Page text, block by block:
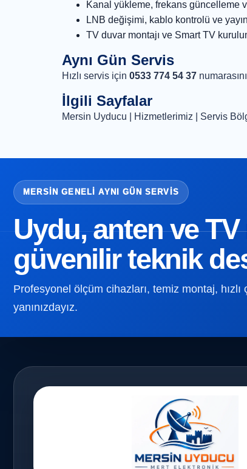
Kanal yükleme, frekans güncelleme
LNB değişimi, kablo kontrolü ve
TV duvar montajı ve Smart TV
Aynı Gün Servis
Hızlı servis için 0533 774 54 37
İlgili Sayfalar
Mersin Uyducu Hizmetlerimiz Servis
MERSIN GENELI AYNI GÜN SERVIS
Uydu, anten ve
güvenilir teknik
Profesyonel ölçüm cihazları, temiz montaj,
yanınızdayız.